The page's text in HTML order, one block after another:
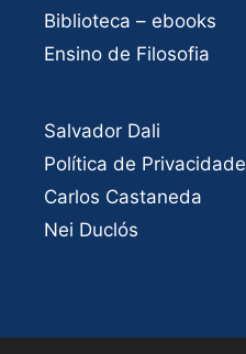
Biblioteca – ebooks
Ensino de Filosofia
Salvador Dali
Política de Privacidade
Carlos Castaneda
Nei Duclós